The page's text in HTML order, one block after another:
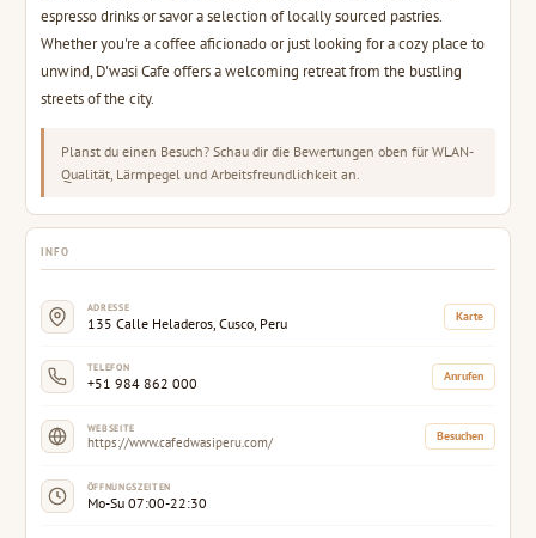
espresso drinks or savor a selection of locally sourced pastries.
Whether you're a coffee aficionado or just looking for a cozy place to
unwind, D'wasi Cafe offers a welcoming retreat from the bustling
streets of the city.
Planst du einen Besuch? Schau dir die Bewertungen oben für WLAN-
Qualität, Lärmpegel und Arbeitsfreundlichkeit an.
INFO
ADRESSE
135 Calle Heladeros, Cusco, Peru Karte
TELEFON
+51 984 862 000 Anrufen
WEBSEITE
https://www.cafedwasiperu.com/ Besuchen
ÖFFNUNGSZEITEN
Mo-Su 07:00-22:30